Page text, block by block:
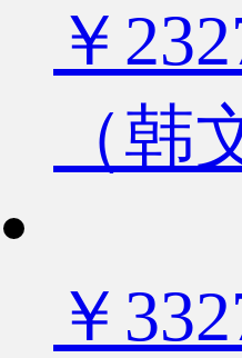
￥
（韩
￥